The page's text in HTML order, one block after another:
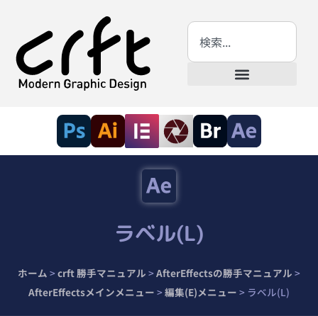
ラベル(L)
ホーム > crft 勝手マニュアル > AfterEffectsの勝手マニュアル >
AfterEffectsメインメニュー > 編集(E)メニュー > ラベル(L)